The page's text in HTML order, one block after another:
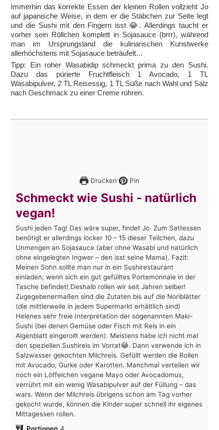
Immerhin das korrekte Essen der kleinen Rollen vollzieht Jo
auf japanische Weise, in dem er die Stäbchen zur Seite legt
und die Sushi mit den Fingern isst 😂. Allerdings taucht er
vorher sein Röllchen komplett in Sojasauce (brrr), während
man im Ursprungsland die kulinarischen Kunstwerke
allerhöchstens mit Sojasauce beträufelt…
Tipp: Ein roher Wasabidip schmeckt prima zu den Sushi.
Dazu das pürierte Fruchtfleisch 1 Avocado, 1 TL
Wasabipulver, 2 TL Reisessig, 1 TL Süße nach Wahl und Salz
nach Geschmack zu einer Creme rühren.
Drucken Pin
Schmeckt wie Sushi - natürlich
vegan!
Sushi jeden Tag! Das wäre super, findet Jo. Zum Sattessen
benötigt er allerdings locker 10 – 15 dieser Teilchen, dazu
Unmengen an Sojasauce (aber ohne Wasabi und natürlich
ohne eingelegten Ingwer – den isst seine Mama). Fazit:
Meinen Sohn sollte man nur in ein Sushirestaurant
einladen, wenn sich ein gut gefülltes Portemonnaie in der
Tasche befindet! Deshalb rollen wir seit Jahren selber!
Zugegebenermaßen sind die Zutaten bis auf die Noriblätter
(die mittlerweile in jedem Supermarkt erhältlich sind)
Helenes sehr freie Interpretation der sogenannten Maki-
Sushi (bei denen Gemüse oder Fisch mit Reis in ein
Algenblatt eingerollt werden). Meistens habe ich nicht mal
den speziellen Sushireis im Vorrat😂. Dann verwende ich in
Salzwasser gekochten Milchreis. Gefüllt werden die Rollen
mit Avocado, Gurke oder Karotten. Manchmal verteilen wir
noch ein Löffelchen vegane Mayo oder Avocadomus,
verrührt mit ein wenig Wasabipulver auf der Füllung – das
wars. Wenn der Milchreis übrigens schon am Tag vorher
gekocht wurde, können die Kinder super schnell ihr eigenes
Mittagessen rollen.